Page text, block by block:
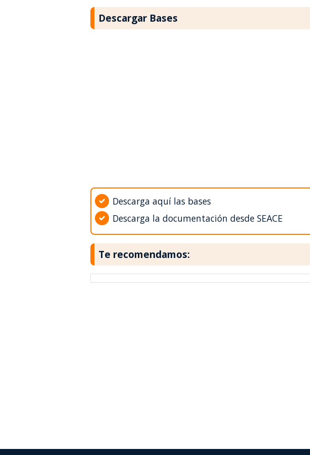
Descargar Bases
Descarga aquí las bases
Descarga la documentación desde SEACE
Te recomendamos: